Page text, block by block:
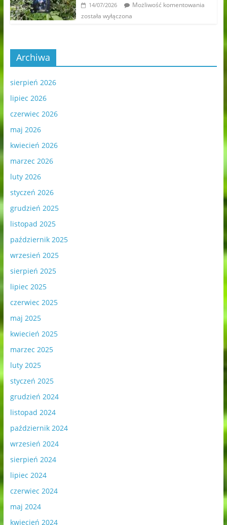
14/07/2026
Możliwość komentowania
została wyłączona
Archiwa
sierpień 2026
lipiec 2026
czerwiec 2026
maj 2026
kwiecień 2026
marzec 2026
luty 2026
styczeń 2026
grudzień 2025
listopad 2025
październik 2025
wrzesień 2025
sierpień 2025
lipiec 2025
czerwiec 2025
maj 2025
kwiecień 2025
marzec 2025
luty 2025
styczeń 2025
grudzień 2024
listopad 2024
październik 2024
wrzesień 2024
sierpień 2024
lipiec 2024
czerwiec 2024
maj 2024
kwiecień 2024